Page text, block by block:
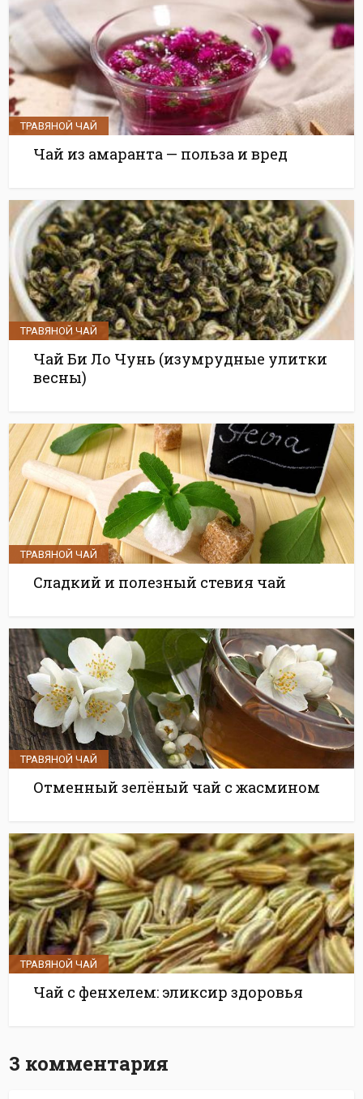
ТРАВЯНОЙ ЧАЙ
Чай из амаранта — польза и вред
ТРАВЯНОЙ ЧАЙ
Чай Би Ло Чунь (изумрудные улитки
весны)
ТРАВЯНОЙ ЧАЙ
Сладкий и полезный стевия чай
ТРАВЯНОЙ ЧАЙ
Отменный зелёный чай с жасмином
ТРАВЯНОЙ ЧАЙ
Чай с фенхелем: эликсир здоровья
3 комментария